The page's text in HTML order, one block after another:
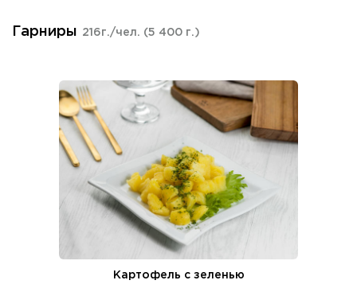
Гарниры 216г./чел. (5 400 г.)
Картофель с зеленью